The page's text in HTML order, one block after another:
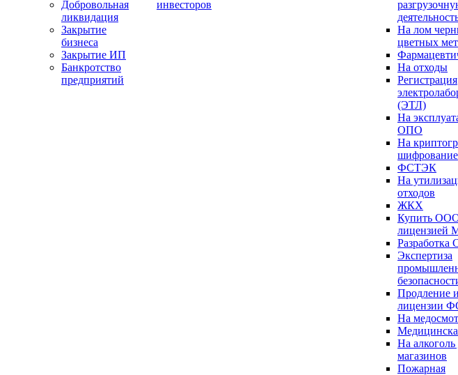
Добровольная
ликвидация
Закрытие
бизнеса
Закрытие ИП
Банкротство
предприятий
инвесторов
На лом
цветных
На отходы
Регистрация
(ЭТЛ)
На
ОПО
На
шифрование
ФСТЭК
На
отходов
ЖКХ
Купить
лицензией
Разработка
Экспертиза
Продление
лицензии
На
На алкоголь
магазинов
Пожарная